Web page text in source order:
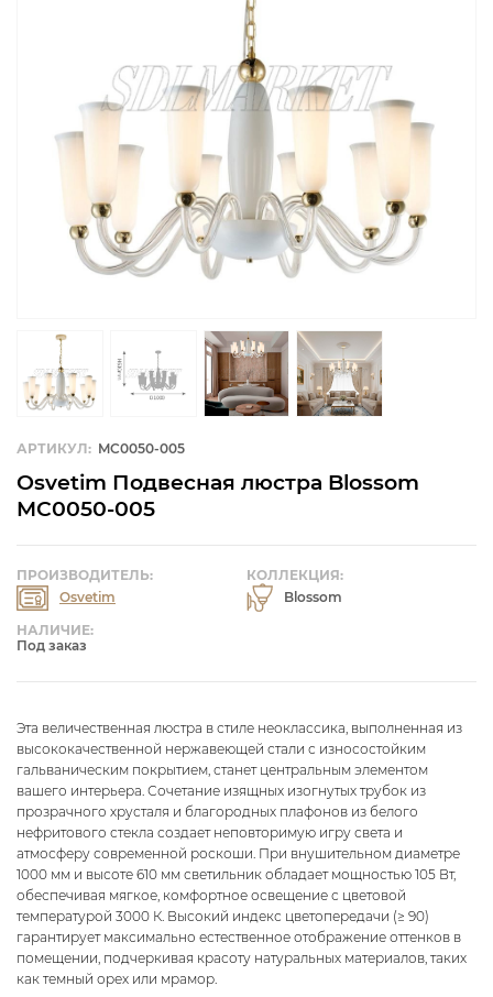
АРТИКУЛ: MC0050-005
Osvetim Подвесная люстра Blossom
MC0050-005
НАЛИЧИЕ:
Под заказ
КОЛЛЕКЦИЯ:
Blossom
ПРОИЗВОДИТЕЛЬ:
Osvetim
Эта величественная люстра в стиле неоклассика, выполненная из
высококачественной нержавеющей стали с износостойким
гальваническим покрытием, станет центральным элементом
вашего интерьера. Сочетание изящных изогнутых трубок из
прозрачного хрусталя и благородных плафонов из белого
нефритового стекла создает неповторимую игру света и
атмосферу современной роскоши. При внушительном диаметре
1000 мм и высоте 610 мм светильник обладает мощностью 105 Вт,
обеспечивая мягкое, комфортное освещение с цветовой
температурой 3000 К. Высокий индекс цветопередачи (≥ 90)
гарантирует максимально естественное отображение оттенков в
помещении, подчеркивая красоту натуральных материалов, таких
как темный орех или мрамор.